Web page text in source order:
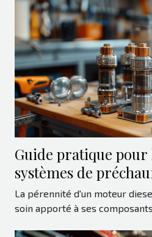
Guide pratique
systèmes de
La pérennité d'un moteur
soin apporté à ses